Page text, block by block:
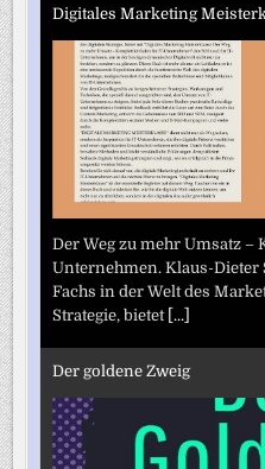
Digitales Marketing
Der Weg zu mehr Umsatz
Unternehmen. Klaus-Dieter
Fachs in der Welt des
Strategie, bietet [...]
Der goldene Zweig